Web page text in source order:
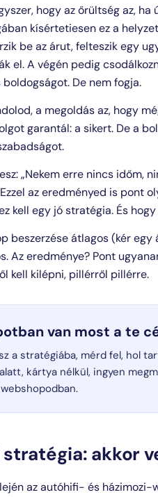
hogy az őrültség az,
kísértetiesen ez a
be az árut, felteszik egy
el. A végén pedig
De nem fogja.
a megoldás az, hogy
garantál: a sikert. De a
„Nekem erre nincs időm,
az eredményed is pont
kell egy jó stratégia. És
beszerzése átlagos (kér
Az eredménye? Pont
kell kilépni, pillérről pillérre.
van most a te
a stratégiába, mérd fel, hol
kártya nélkül, ingyen
akkor
az autóhifi- és házimozi-